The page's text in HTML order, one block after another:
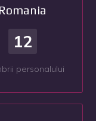
Romania
12
personalului